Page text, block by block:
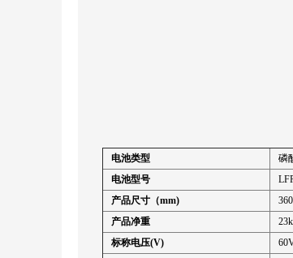
电池类型
磷
电池型号
产品尺寸（mm)
产品净重
标称电压(V)